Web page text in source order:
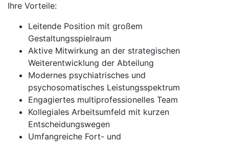
Ihre Vorteile:
Leitende Position mit großem
Gestaltungsspielraum
Aktive Mitwirkung an der strategischen
Weiterentwicklung der Abteilung
Modernes psychiatrisches und
psychosomatisches Leistungsspektrum
Engagiertes multiprofessionelles Team
Kollegiales Arbeitsumfeld mit kurzen
Entscheidungswegen
Umfangreiche Fort- und